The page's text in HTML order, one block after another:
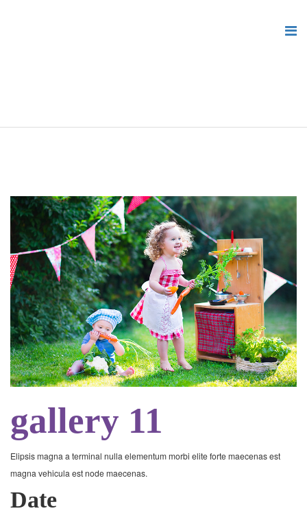
gallery 11
Elipsis magna a terminal nulla elementum morbi elite forte maecenas est
magna vehicula est node maecenas.
Date